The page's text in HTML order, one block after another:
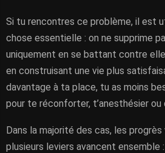
Si tu rencontres ce problème, il est
chose essentielle : on ne supprime
uniquement en se battant contre
en construisant une vie plus
davantage à ta place, tu as moins
pour te réconforter, t’anesthésier ou
Dans la majorité des cas, les progrès
plusieurs leviers avancent ensemble